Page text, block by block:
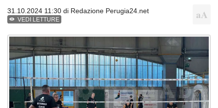
31.10.2024 11:30 di Redazione Perugia24.net
VEDI LETTURE